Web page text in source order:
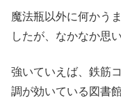
魔法瓶以外に何かう
したが、なかなか思
強いていえば、鉄筋
調が効いている図書